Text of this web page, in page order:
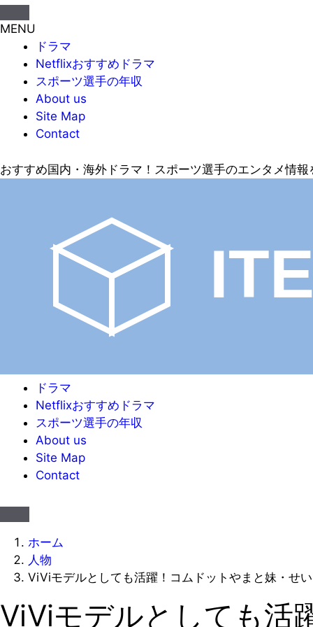
MENU
ドラマ
Netflixおすすめドラマ
スポーツ選手の年収
About us
Site Map
Contact
おすすめ国内・海外ドラマ！スポーツ選手のエンタメ情報
ドラマ
Netflixおすすめドラマ
スポーツ選手の年収
About us
Site Map
Contact
ホーム
人物
ViViモデルとしても活躍！コムドットやまと妹・せ
ViViモデルとしても活